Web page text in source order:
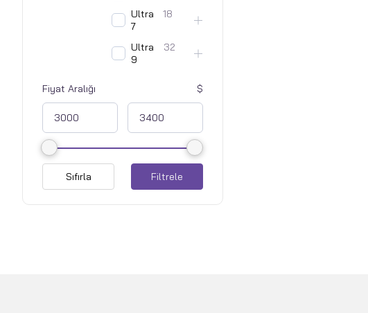
Ultra
7
18
Ultra
9
32
Fiyat Aralığı
Filtrele
Sıfırla